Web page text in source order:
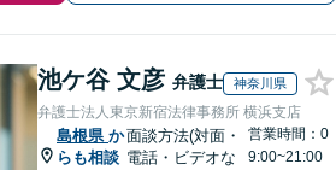
池ケ谷 文彦 弁護士 神奈川県
弁護士法人東京新宿法律事務所 横浜支店
島根県 か
らも相談
面談方法(対面・
電話・ビデオな
営業時間：0
9:00~21:00